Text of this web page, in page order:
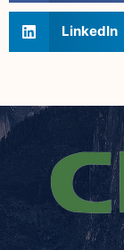
LinkedIn